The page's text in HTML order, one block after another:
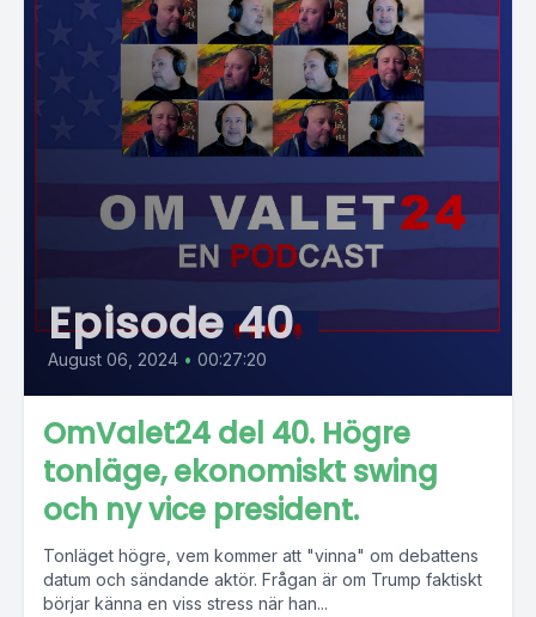
Episode 40
August 06, 2024 • 00:27:20
OmValet24 del 40. Högre
tonläge, ekonomiskt swing
och ny vice president.
Tonläget högre, vem kommer att "vinna" om debattens
datum och sändande aktör. Frågan är om Trump faktiskt
börjar känna en viss stress när han...